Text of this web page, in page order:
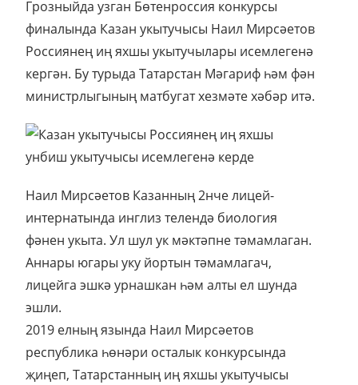
Грозныйда узган Бөтенроссия конкурсы
финалында Казан укытучысы Наил Мирсәетов
Россиянең иң яхшы укытучылары исемлегенә
кергән. Бу турыда Татарстан Мәгариф һәм фән
министрлыгының матбугат хезмәте хәбәр итә.
Наил Мирсәетов Казанның 2нче лицей-
интернатында инглиз телендә биология
фәнен укыта. Ул шул ук мәктәпне тәмамлаган.
Аннары югары уку йортын тәмамлагач,
лицейга эшкә урнашкан һәм алты ел шунда
эшли.
2019 елның язында Наил Мирсәетов
республика һөнәри осталык конкурсында
җиңеп, Татарстанның иң яхшы укытучысы